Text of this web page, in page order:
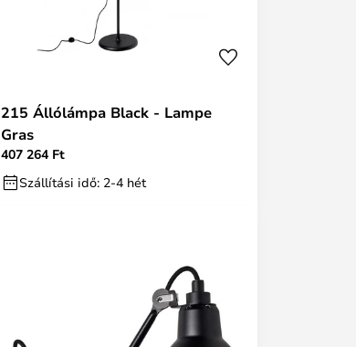
215 Állólámpa Black - Lampe
Gras
407 264 Ft
Szállítási idő: 2-4 hét